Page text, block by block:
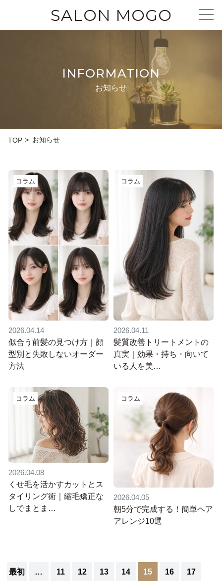
SALON MOGO
INFORMATION
お知らせ
TOP お知らせ
コラム
2026.04.14
似合う前髪の見つけ方｜顔
型別と失敗しないオーダー
方法
コラム
2026.04.11
髪質改善トリートメントの
真実｜効果・持ち・向いて
いる人を美…
コラム
2026.04.08
くせ毛を活かすカットとス
タイリング術｜縮毛矯正な
しでまとま…
コラム
2026.04.05
朝5分で完成する！簡単ヘア
アレンジ10選
最初 … 11 12 13 14 15 16 17